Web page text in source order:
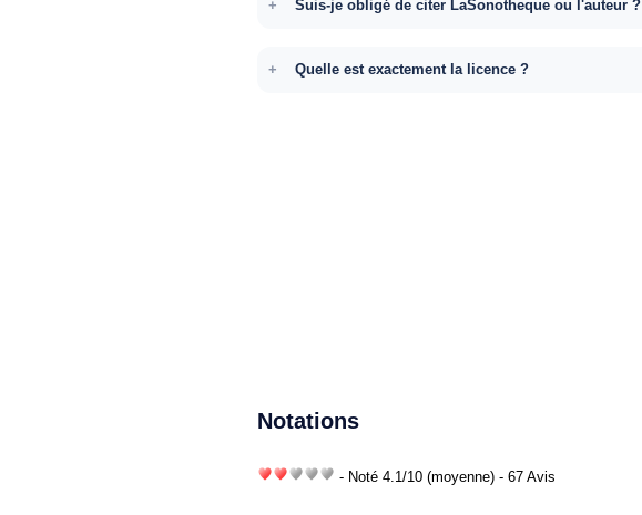
Suis-je obligé de citer LaSonotheque ou l'auteur ?
Quelle est exactement la licence ?
Notations
- Noté 4.1/10 (moyenne) - 67 Avis